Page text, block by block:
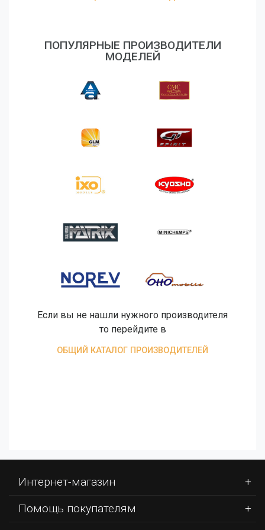
ПОПУЛЯРНЫЕ ПРОИЗВОДИТЕЛИ
МОДЕЛЕЙ
Если вы не нашли нужного производителя
то перейдите в
ОБЩИЙ КАТАЛОГ ПРОИЗВОДИТЕЛЕЙ
Интернет-магазин
Помощь покупателям